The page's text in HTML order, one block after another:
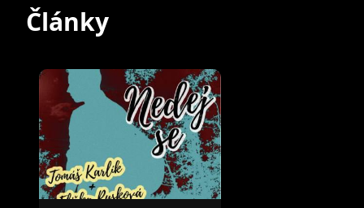
Články